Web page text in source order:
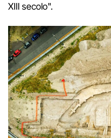
XIII secolo".